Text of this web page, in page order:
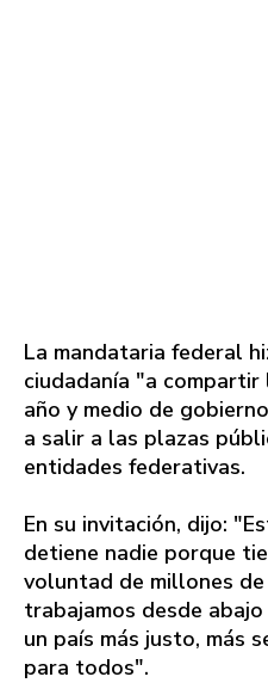
La mandataria federal
ciudadanía "a
año y medio de
a salir a las plazas
entidades federativas.
En su invitación, dijo:
detiene nadie porque
voluntad de millones de
trabajamos desde
un país más justo, más
para todos".